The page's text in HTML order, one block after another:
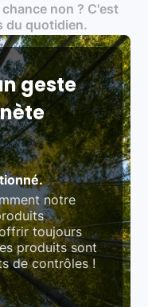
(DEEE)
des standards
contrôle en
et du
réparation)
non ? C'est
du quotidien.
geste
notre
toujours
produits sont
de contrôles !